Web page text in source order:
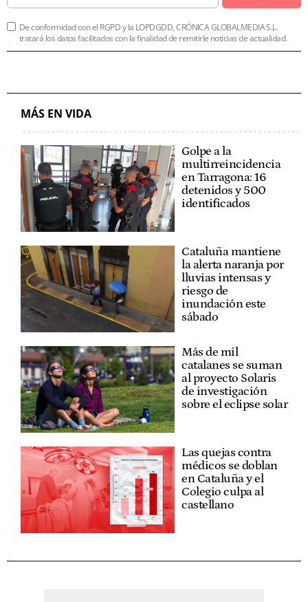
De conformidad con el RGPD y la LOPDGDD, CRÓNICA GLOBALMEDIA S.L.
tratará los datos facilitados con la finalidad de remitirle noticias de actualidad.
MÁS EN VIDA
Golpe a la
multirreincidencia
en Tarragona: 16
detenidos y 500
identificados
Cataluña mantiene
la alerta naranja por
lluvias intensas y
riesgo de
inundación este
sábado
Más de mil
catalanes se suman
al proyecto Solaris
de investigación
sobre el eclipse solar
Las quejas contra
médicos se doblan
en Cataluña y el
Colegio culpa al
castellano